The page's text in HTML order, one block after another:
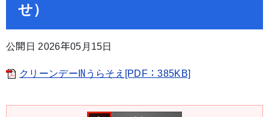
せ）
公開日 2026年05月15日
クリーンデーINうらそえ[PDF：385KB]